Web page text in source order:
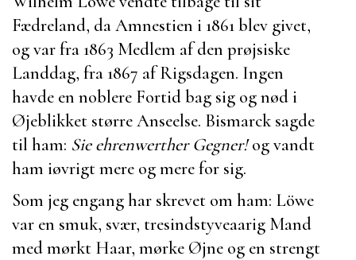
Fædreland, da Amnestien i 1861 blev givet,
og var fra 1863 Medlem af den prøjsiske
Landdag, fra 1867 af Rigsdagen. Ingen
havde en noblere Fortid bag sig og nød i
Øjeblikket større Anseelse. Bismarcksagde
til ham: Sie ehrenwerther Gegner!og vandt
ham iøvrigt mere og mere for sig.
Som jeg engang har skrevet om ham: Löwe
var en smuk, svær, tresindstyveaarig Mand
med mørkt Haar, mørke Øjne og en strengt